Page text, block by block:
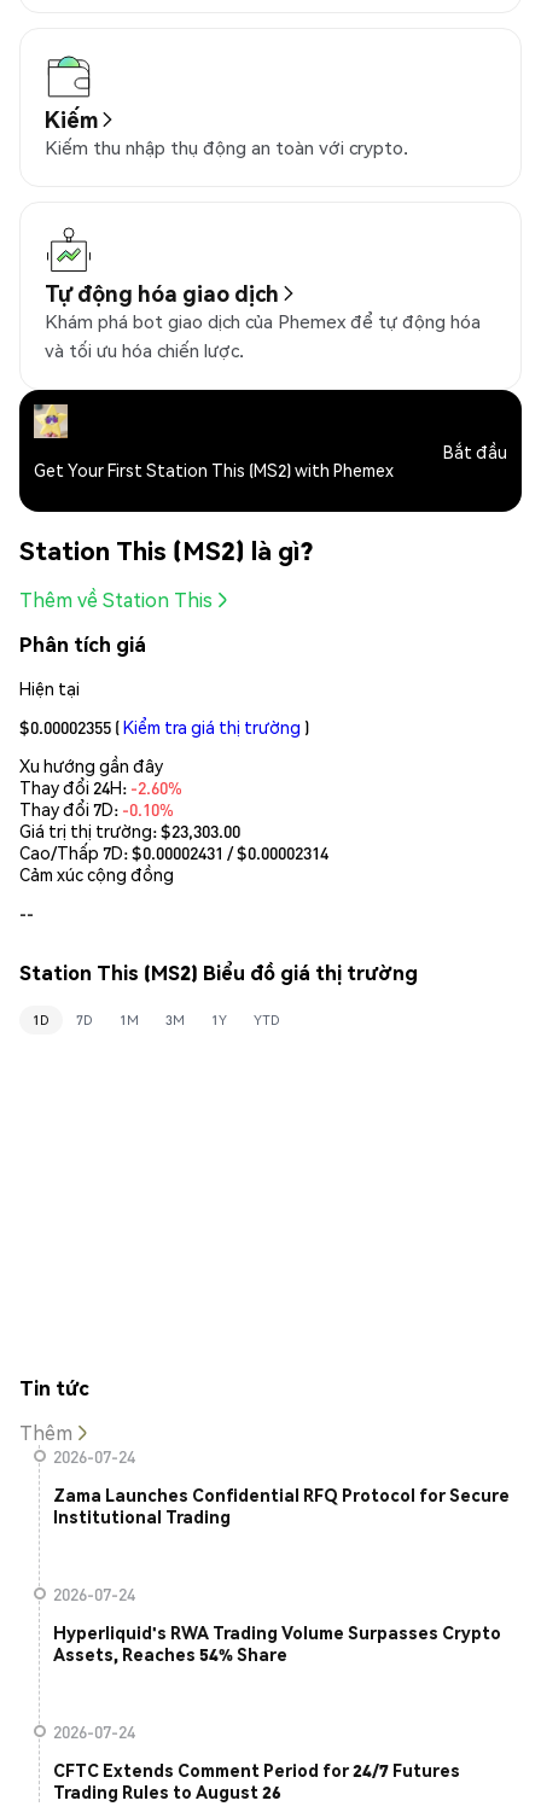
Kiếm
Kiếm thu nhập thụ động an toàn với crypto.
Tự động hóa giao dịch
Khám phá bot giao dịch của Phemex để tự động hóa
và tối ưu hóa chiến lược.
Get Your First Station This (MS2) with Phemex
Bắt đầu
Station This (MS2) là gì?
Thêm về Station This
Phân tích giá
Hiện tại
$0.00002355 (Kiểm tra giá thị trường )
Xu hướng gần đây
Thay đổi 24H: -2.60%
Thay đổi 7D: -0.10%
Giá trị thị trường:$23,303.00
Cao/Thấp 7D: $0.00002431 / $0.00002314
Cảm xúc cộng đồng
--
Station This (MS2) Biểu đồ giá thị trường
1D 7D 1M 3M 1Y YTD
Tin tức
Thêm
2026-07-24
Zama Launches Confidential RFQ Protocol for Secure
Institutional Trading
2026-07-24
Hyperliquid's RWA Trading Volume Surpasses Crypto
Assets, Reaches 54% Share
2026-07-24
CFTC Extends Comment Period for 24/7 Futures
Trading Rules to August 26